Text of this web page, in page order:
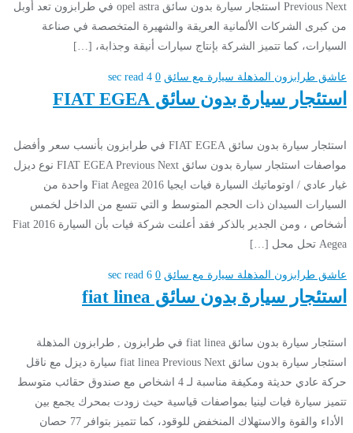
Previous Next استئجار سيارة بدون سائق opel astra في طرابزون تعد أوبل
من كبرى الشركات الألمانية العريقة والشهيرة المتخصصة في صناعة
السيارات، كما تتميز الشركة بإنتاج سيارات أنيقة وجذابة، […]
عاشق طرابزون المذهلة سيارة مع سائق 0
4 sec read
استئجار سيارة بدون سائق FIAT EGEA
استئجار سيارة بدون سائق FIAT EGEA في طرابزون بأنسب سعر وأفضل
مواصفات استئجار سيارة بدون سائق FIAT EGEA Previous Next نوع ديزل
غيار عادي / اوتوماتيك السيارة فيات ايجيا 2016 Fiat Aegea واحدة من
السيارات السيدان ذات الحجم المتوسط و التي تتسع من الداخل لخمس
أشخاص ، ومن الجدير بالذكر فقد أعلنت شركة فيات بأن السيارة 2016 Fiat
Aegea تحل محل […]
عاشق طرابزون المذهلة سيارة مع سائق 0
6 sec read
استئجار سيارة بدون سائق fiat linea
استئجار سيارة بدون سائق fiat linea في طرابزون , طرابزون المذهلة
استئجار سيارة بدون سائق fiat linea Previous Next سيارة ديزل مع ناقل
حركة عادي حديثة ومكيفة مناسبة لـ 4 اشخاص مع صندوق حقائب متوسط
تتميز سيارة فيات لينيا بمواصفات قياسية حيث زودت بمحرك يجمع بين
الأداء والقوة والاستهلاك المنخفض للوقود، كما تتميز بتوافر 77 حصان